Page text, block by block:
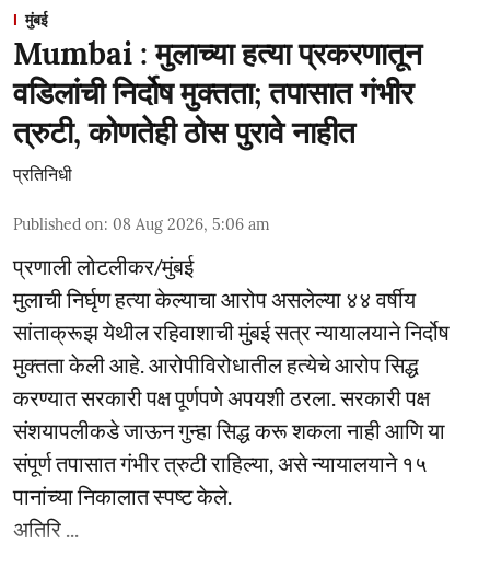
मुंबई
Mumbai : मुलाच्या हत्या प्रकरणातून
वडिलांची निर्दोष मुक्तता; तपासात गंभीर
त्रुटी, कोणतेही ठोस पुरावे नाहीत
प्रतिनिधी
Published on: 08 Aug 2026, 5:06 am
प्रणाली लोटलीकर/मुंबई
मुलाची निर्घृण हत्या केल्याचा आरोप असलेल्या ४४ वर्षीय
सांताक्रूझ येथील रहिवाशाची मुंबई सत्र न्यायालयाने निर्दोष
मुक्तता केली आहे. आरोपीविरोधातील हत्येचे आरोप सिद्ध
करण्यात सरकारी पक्ष पूर्णपणे अपयशी ठरला. सरकारी पक्ष
संशयापलीकडे जाऊन गुन्हा सिद्ध करू शकला नाही आणि या
संपूर्ण तपासात गंभीर त्रुटी राहिल्या, असे न्यायालयाने १५
पानांच्या निकालात स्पष्ट केले.
अतिरि ...